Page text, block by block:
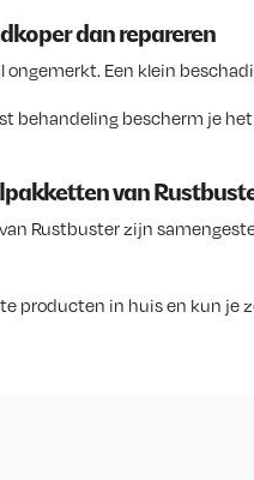
dan repareren
ongemerkt. Een klein
behandeling bescherm je
van
Rustbuster zijn
producten in huis en kun je